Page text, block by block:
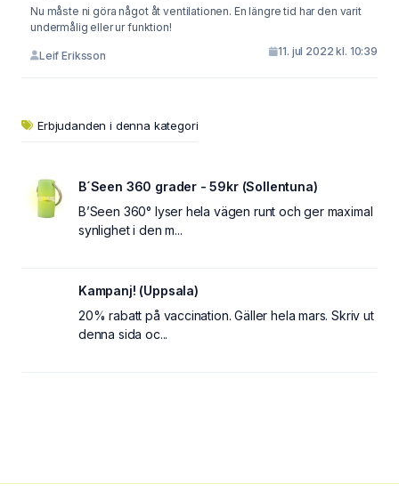
Nu måste ni göra något åt ventilationen. En längre tid har den varit
undermålig eller ur funktion!
Leif Eriksson 11. jul 2022 kl. 10:39
Erbjudanden i denna kategori
B´Seen 360 grader - 59kr (Sollentuna)
B’Seen 360° lyser hela vägen runt och ger maximal
synlighet i den m...
Kampanj! (Uppsala)
20% rabatt på vaccination. Gäller hela mars. Skriv ut
denna sida oc...